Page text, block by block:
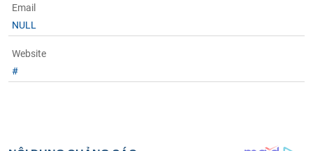
Email
NULL
Website
#
Bài
của
tác
giả
cáo